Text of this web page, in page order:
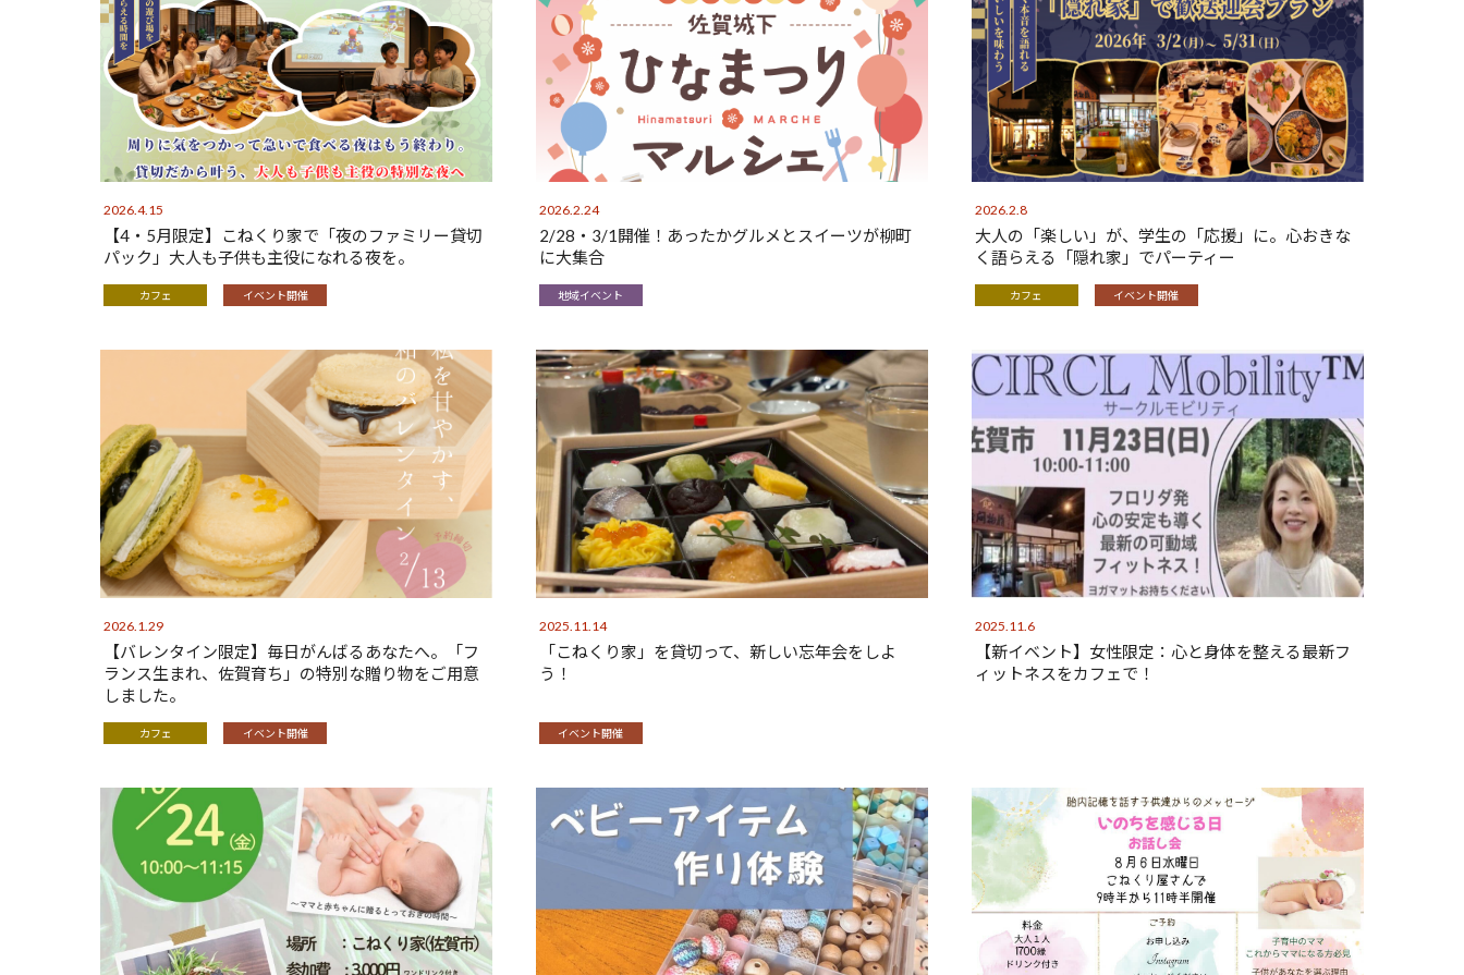
2026.4.15
【4・5月限定】こねくり家で「夜のファミリー貸切
パック」大人も子供も主役になれる夜を。
カフェ イベント開催
2026.2.24
2/28・3/1開催！あったかグルメとスイーツが柳町
に大集合
地域イベント
2026.2.8
大人の「楽しい」が、学生の「応援」に。心おきな
く語らえる「隠れ家」でパーティー
カフェ イベント開催
2026.1.29
【バレンタイン限定】毎日がんばるあなたへ。「フ
ランス生まれ、佐賀育ち」の特別な贈り物をご用意
しました。
カフェ イベント開催
2025.11.14
「こねくり家」を貸切って、新しい忘年会をしよ
う！
イベント開催
2025.11.6
【新イベント】女性限定：心と身体を整える最新フ
ィットネスをカフェで！